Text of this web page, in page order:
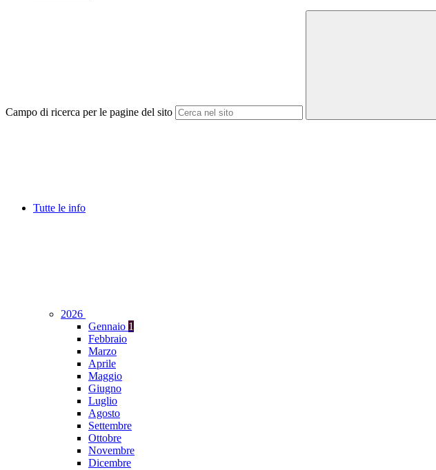
Campo di ricerca per le pagine del sito
Tutte le info
2026
Gennaio 1
Febbraio
Marzo
Aprile
Maggio
Giugno
Luglio
Agosto
Settembre
Ottobre
Novembre
Dicembre